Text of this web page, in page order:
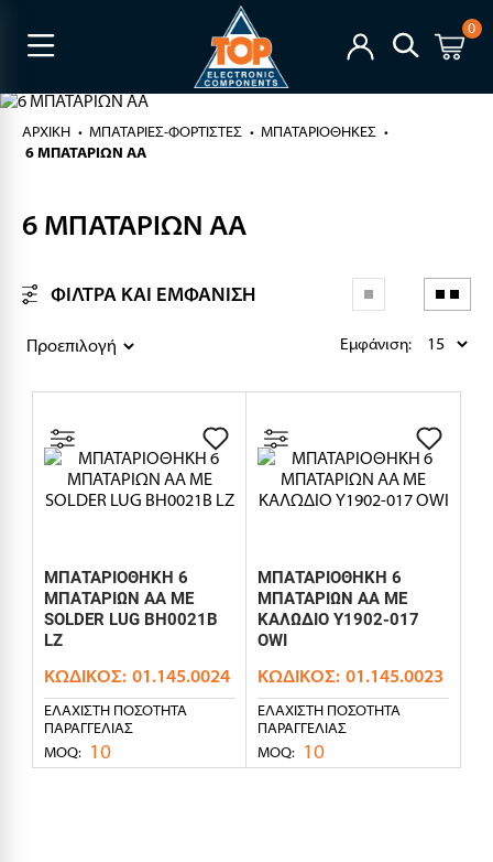
0
ΑΡΧΙΚΉ ΜΠΑΤΑΡΙΕΣ-ΦΟΡΤΙΣΤΕΣ
ΜΠΑΤΑΡΙΟΘΗΚΕΣ
6 ΜΠΑΤΑΡΙΩΝ ΑΑ
6 ΜΠΑΤΑΡΙΩΝ ΑΑ
ΦΙΛΤΡΑ ΚΑΙ ΕΜΦΑΝΙΣΗ
Εμφάνιση:
ΜΠΑΤΑΡΙΟΘΗΚΗ 6
ΜΠΑΤΑΡΙΩΝ AΑ ΜΕ
SOLDER LUG BH0021B
LZ
ΚΩΔΙΚΌΣ: 01.145.0024
ΕΛΆΧΙΣΤΗ ΠΟΣΌΤΗΤΑ
ΠΑΡΑΓΓΕΛΊΑΣ
MOQ: 10
ΜΠΑΤΑΡΙΟΘΗΚΗ 6
ΜΠΑΤΑΡΙΩΝ AΑ ΜΕ
ΚΑΛΩΔΙΟ Y1902-017
OWI
ΚΩΔΙΚΌΣ: 01.145.0023
ΕΛΆΧΙΣΤΗ ΠΟΣΌΤΗΤΑ
ΠΑΡΑΓΓΕΛΊΑΣ
MOQ: 10